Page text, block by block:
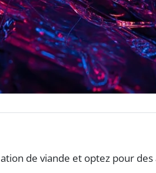
de viande et optez pour